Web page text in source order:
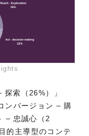
索（26%）」
ンバージョン – 購
– 忠誠心（2
的主導型のコンテ